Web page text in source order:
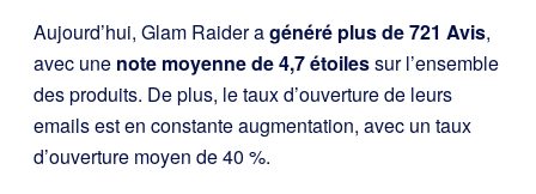
Aujourd’hui, Glam Raider agénéré plus de 721 Avis,
avec une note moyenne de 4,7 étoilessur l’ensemble
des produits. De plus, le taux d’ouverture de leurs
emails est en constante augmentation, avec un taux
d’ouverture moyen de 40 %.